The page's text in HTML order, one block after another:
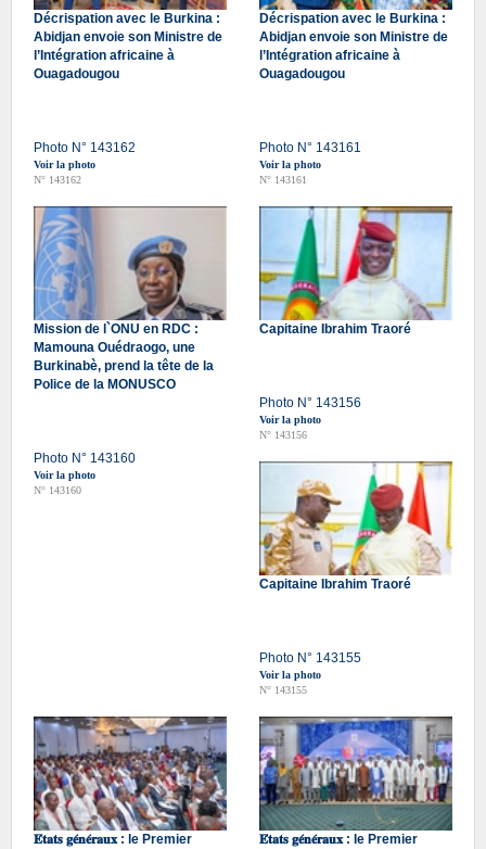
Décrispation avec le Burkina :
Abidjan envoie son Ministre de
l’Intégration africaine à
Ouagadougou
Photo N° 143162
Voir la photo
N° 143162
Décrispation avec le Burkina :
Abidjan envoie son Ministre de
l’Intégration africaine à
Ouagadougou
Photo N° 143161
Voir la photo
N° 143161
Mission de l`ONU en RDC :
Mamouna Ouédraogo, une
Burkinabè, prend la tête de la
Police de la MONUSCO
Photo N° 143160
Voir la photo
N° 143160
Capitaine Ibrahim Traoré
Photo N° 143156
Voir la photo
N° 143156
Capitaine Ibrahim Traoré
Photo N° 143155
Voir la photo
N° 143155
𝐄́𝐭𝐚𝐭𝐬 𝐠𝐞́𝐧𝐞́𝐫𝐚𝐮𝐱 : le Premier
𝐄́𝐭𝐚𝐭𝐬 𝐠𝐞́𝐧𝐞́𝐫𝐚𝐮𝐱 : le Premier